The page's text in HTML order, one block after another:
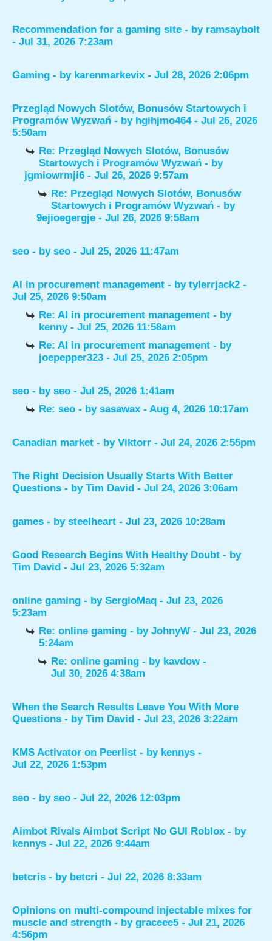
Recommendation for a gaming site - by ramsaybolt
- Jul 31, 2026 7:23am
Gaming - by karenmarkevix - Jul 28, 2026 2:06pm
Przegląd Nowych Slotów, Bonusów Startowych i
Programów Wyzwań - by hgihjmo464- Jul 26, 2026
5:50am
Re: Przegląd Nowych Slotów, Bonusów
Startowych i Programów Wyzwań - by
jgmiowrmji6 - Jul 26, 2026 9:57am
Re: Przegląd Nowych Slotów, Bonusów
Startowych i Programów Wyzwań - by
9ejioegergje - Jul 26, 2026 9:58am
seo - by seo - Jul 25, 2026 11:47am
AI in procurement management - by tylerrjack2 -
Jul 25, 2026 9:50am
Re: AI in procurement management - by
kenny- Jul 25, 2026 11:58am
Re: AI in procurement management - by
joepepper323 - Jul 25, 2026 2:05pm
seo - by seo - Jul 25, 2026 1:41am
Re: seo - bysasawax - Aug 4, 2026 10:17am
Canadian market - by Viktorr - Jul 24, 2026 2:55pm
The Right Decision Usually Starts With Better
Questions - by Tim David - Jul 24, 2026 3:06am
games - by steelheart - Jul 23, 2026 10:28am
Good Research Begins With Healthy Doubt - by
Tim David - Jul 23, 2026 5:32am
online gaming - by SergioMaq - Jul 23, 2026
5:23am
Re: online gaming - byJohnyW - Jul 23, 2026
5:24am
Re: online gaming - by kavdow-
Jul 30, 2026 4:38am
When the Search Results Leave You With More
Questions - by Tim David - Jul 23, 2026 3:22am
KMS Activator on Peerlist - by kennys -
Jul 22, 2026 1:53pm
seo - by seo - Jul 22, 2026 12:03pm
Aimbot Rivals Aimbot Script No GUI Roblox - by
kennys - Jul 22, 2026 9:44am
betcris - by betcri - Jul 22, 2026 8:33am
Opinions on multi-compound injectable mixes for
muscle and strength - by graceee5 - Jul 21, 2026
4:56pm